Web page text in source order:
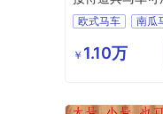
欧式马车 南瓜
￥ 1.10万